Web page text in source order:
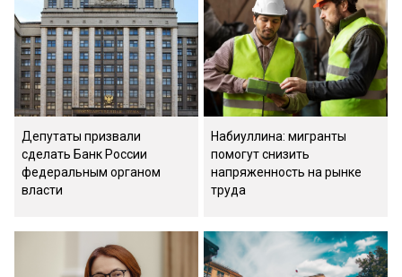
Депутаты призвали
сделать Банк России
федеральным органом
власти
Набиуллина: мигранты
помогут снизить
напряженность на рынке
труда